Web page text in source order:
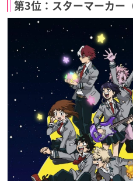
第3位：スターマーカー